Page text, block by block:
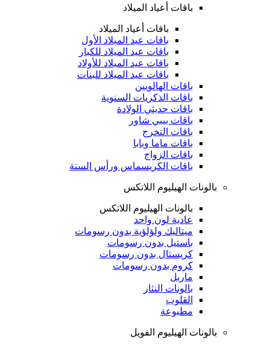
باقات أعياد الميلاد
باقات أعياد الميلاد
باقات عيد الميلاد الأول
باقات عيد الميلاد للكبار
باقات عيد الميلاد للأولاد
باقات عيد الميلاد للبنات
باقات الهالويين
باقات الذكريات السنوية
باقات حديثي الولادة
باقات بيبي شاور
باقات التخرج
باقات ماما وبابا
باقات الزواج
باقات الكريسماس ورأس السنة
بالونات الهيليوم اللاتكس
بالونات الهيليوم اللاتكس
عادية لون واحد
ميتاليك ولؤلؤية بدون رسومات
باستيل بدون رسومات
كريستال بدون رسومات
كروم بدون رسومات
ماربل
بالونات النثار
القلوب
مطبوعة
بالونات الهيليوم الفويل